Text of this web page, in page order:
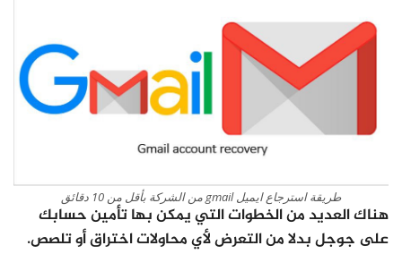
طريقة استرجاع ايميل gmail من الشركة بأقل من 10 دقائق
هناك العديد من الخطوات التي يمكن بها تأمين حسابك
على جوجل بدلا من التعرض لأي محاولات اختراق أو تلصص.